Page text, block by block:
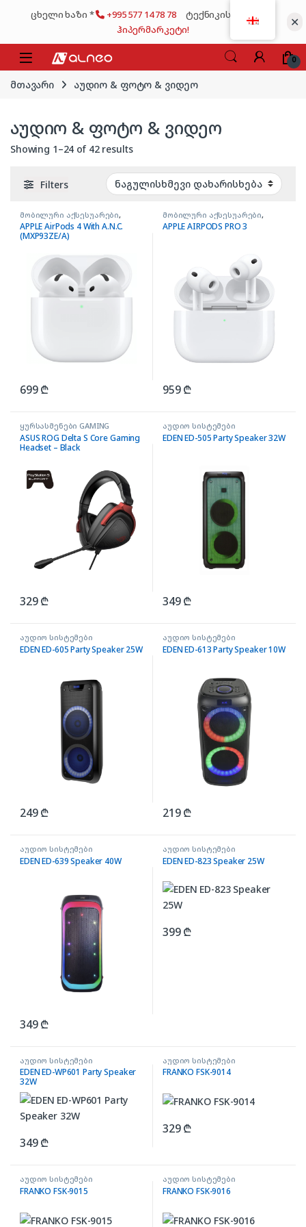
ცხელი ხაზი * +995 577 14 78 78
ტექნიკის მსხვილი
ჰიპერმარკეტი!
✕
0
მთავარი აუდიო & ფოტო & ვიდეო
აუდიო & ფოტო & ვიდეო
Showing 1–24 of 42 results
Filters
მობილური აქსესუარები,
ყურსასმენები AIRPODS
APPLE AirPods 4 With A.N.C.
(MXP93ZE/A)
699₾
მობილური აქსესუარები,
ყურსასმენები AIRPODS
APPLE AIRPODS PRO 3
959₾
ყურსასმენები GAMING
ASUS ROG Delta S Core Gaming
Headset – Black
329₾
აუდიო სისტემები
EDEN ED-505 Party Speaker 32W
349₾
აუდიო სისტემები
EDEN ED-605 Party Speaker 25W
249₾
აუდიო სისტემები
EDEN ED-613 Party Speaker 10W
219₾
აუდიო სისტემები
EDEN ED-639 Speaker 40W
349₾
აუდიო სისტემები
EDEN ED-823 Speaker 25W
399₾
აუდიო სისტემები
EDEN ED-WP601 Party Speaker
32W
349₾
აუდიო სისტემები
FRANKO FSK-9014
329₾
აუდიო სისტემები
FRANKO FSK-9015
აუდიო სისტემები
FRANKO FSK-9016